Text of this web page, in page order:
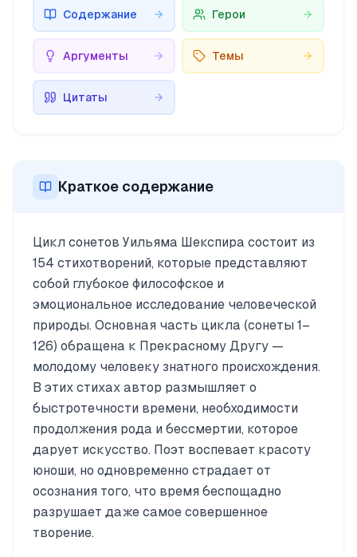
Содержание Герои
Аргументы Темы
Цитаты
Краткое содержание
Цикл сонетов Уильяма Шекспира состоит из
154 стихотворений, которые представляют
собой глубокое философское и
эмоциональное исследование человеческой
природы. Основная часть цикла (сонеты 1–
126) обращена к Прекрасному Другу —
молодому человеку знатного происхождения.
В этих стихах автор размышляет о
быстротечности времени, необходимости
продолжения рода и бессмертии, которое
дарует искусство. Поэт воспевает красоту
юноши, но одновременно страдает от
осознания того, что время беспощадно
разрушает даже самое совершенное
творение.